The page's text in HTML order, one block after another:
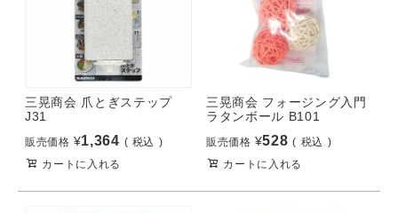
三晃商会 爪とぎステップ
J31
販売価格 ¥1,364
税込
カートに入れる
三晃商会 フォージング入門
ラタンボール B101
販売価格 ¥528
税込
カートに入れる